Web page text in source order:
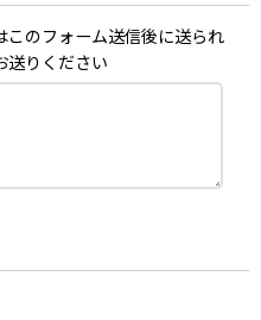
のフォーム送信後に送られ
送りください